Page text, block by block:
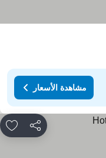
مشاهدة الأسعار
مشاركة